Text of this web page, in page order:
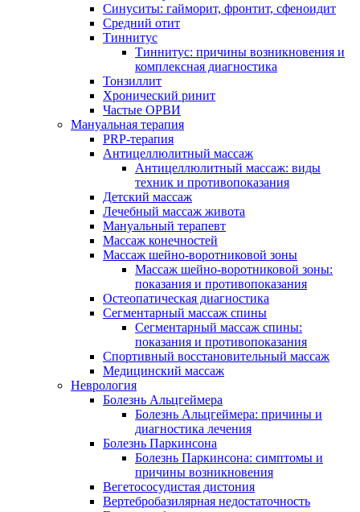
Синуситы: гайморит, фронтит, сфеноидит
Средний отит
Тиннитус
Тиннитус: причины возникновения и
комплексная диагностика
Тонзиллит
Хронический ринит
Частые ОРВИ
Мануальная терапия
PRP-терапия
Антицеллюлитный массаж
Антицеллюлитный массаж: виды
техник и противопоказания
Детский массаж
Лечебный массаж живота
Мануальный терапевт
Массаж конечностей
Массаж шейно-воротниковой зоны
Массаж шейно-воротниковой зоны:
показания и противопоказания
Остеопатическая диагностика
Сегментарный массаж спины
Сегментарный массаж спины:
показания и противопоказания
Спортивный восстановительный массаж
Медицинский массаж
Неврология
Болезнь Альцгеймера
Болезнь Альцгеймера: причины и
диагностика лечения
Болезнь Паркинсона
Болезнь Паркинсона: симптомы и
причины возникновения
Вегетососудистая дистония
Вертебробазилярная недостаточность